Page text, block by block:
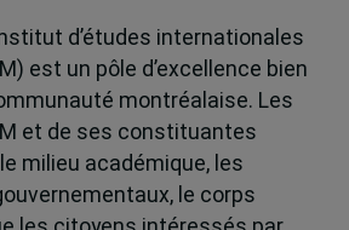
d’études internationales
est un pôle d’excellence bien
montréalaise. Les
et de ses constituantes
milieu académique, les
le corps